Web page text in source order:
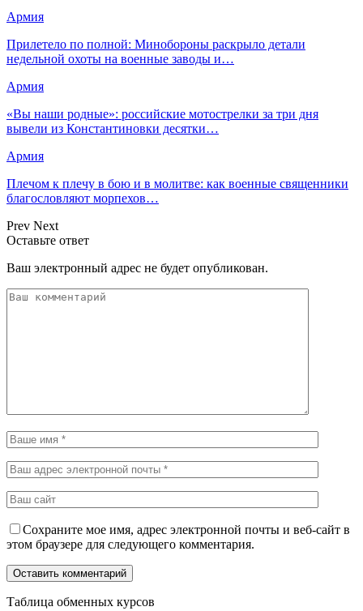
Армия
Прилетело по полной: Минобороны раскрыло детали
недельной охоты на военные заводы и…
Армия
«Вы наши родные»: российские мотострелки за три дня
вывели из Константиновки десятки…
Армия
Плечом к плечу в бою и в молитве: как военные священники
благословляют морпехов…
Prev Next
Оставьте ответ
Ваш электронный адрес не будет опубликован.
Сохраните мое имя, адрес электронной почты и веб-сайт в
этом браузере для следующего комментария.
Таблица обменных курсов